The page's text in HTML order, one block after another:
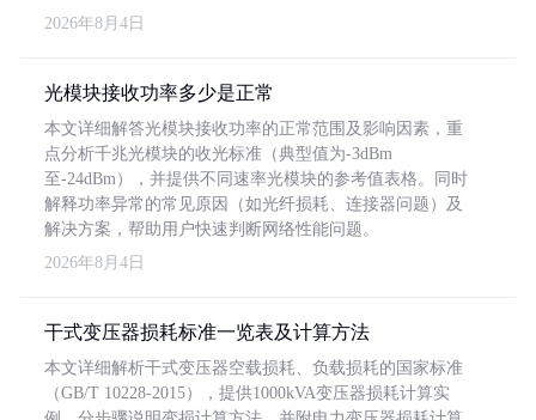
2026年8月4日
光模块接收功率多少是正常
本文详细解答光模块接收功率的正常范围及影响因素，重
点分析千兆光模块的收光标准（典型值为-3dBm
至-24dBm），并提供不同速率光模块的参考值表格。同时
解释功率异常的常见原因（如光纤损耗、连接器问题）及
解决方案，帮助用户快速判断网络性能问题。
2026年8月4日
干式变压器损耗标准一览表及计算方法
本文详细解析干式变压器空载损耗、负载损耗的国家标准
（GB/T 10228-2015），提供1000kVA变压器损耗计算实